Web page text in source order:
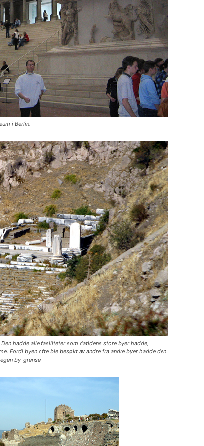
i Berlin.
hadde alle fasiliteter som datidens store byer hadde,
Fordi byen ofte ble besøkt av andre fra andre byer hadde den
by-grense.